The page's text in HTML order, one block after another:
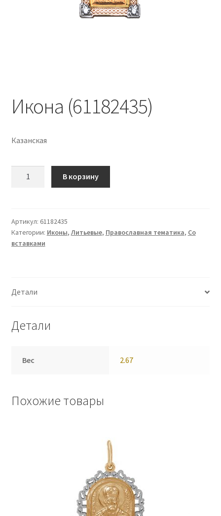
Икона (61182435)
Казанская
В корзину
Артикул: 61182435
Категории: Иконы,Литьевые, Православная тематика, Со
вставками
Детали
Детали
Вес 2.67
Похожие товары